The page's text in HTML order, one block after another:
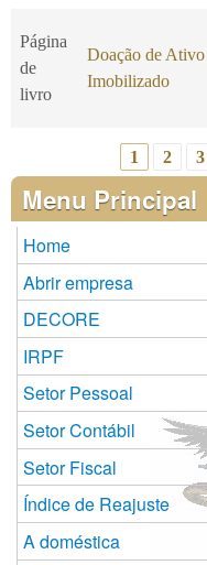
Página
de
livro
Doação de Ativo
Imobilizado
Páginas
1 2 3
Menu Principal
Home
Abrir empresa
DECORE
IRPF
Setor Pessoal
Setor Contábil
Setor Fiscal
Índice de Reajuste
A doméstica